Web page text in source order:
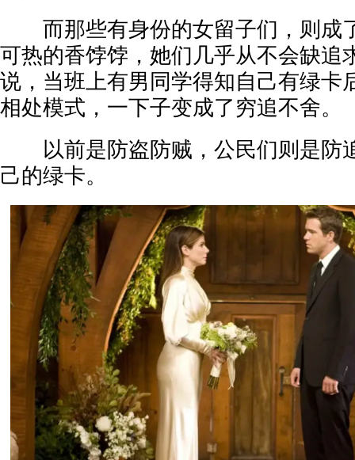
而那些有身份的女留子们，则成
可热的香饽饽，她们几乎从不会缺追
说，当班上有男同学得知自己有绿卡
相处模式，一下子变成了穷追不舍。
以前是防盗防贼，公民们则是防
己的绿卡。